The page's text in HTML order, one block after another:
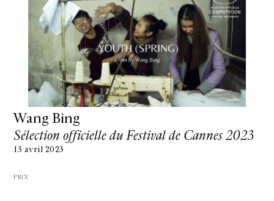
Wang Bing
Sélection officielle du Festival de Cannes 2023
13 avril 2023
PRIX